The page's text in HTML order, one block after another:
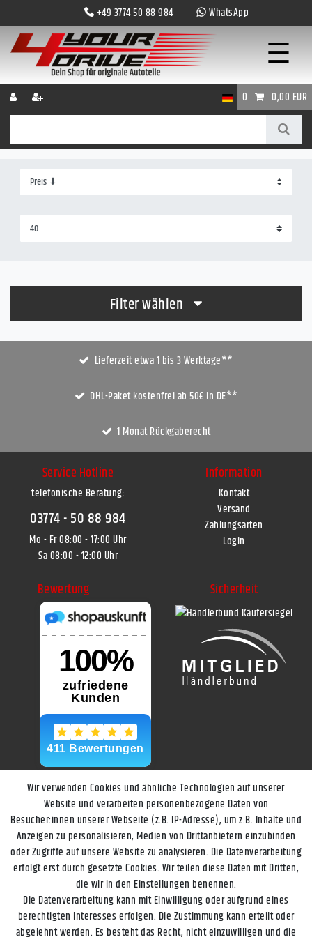
+49 3774 50 88 984 WhatsApp
☰
0 0,00 EUR
Filter wählen
Lieferzeit etwa 1 bis 3 Werktage**
DHL-Paket kostenfrei ab 50€ in DE**
1 Monat Rückgaberecht
Service Hotline
telefonische Beratung:
03774 - 50 88 984
Mo - Fr 08:00 - 17:00 Uhr
Sa 08:00 - 12:00 Uhr
Information
Kontakt
Versand
Zahlungsarten
Login
Bewertung Sicherheit
Wir verwenden Cookies und ähnliche Technologien auf unserer
Website und verarbeiten personenbezogene Daten von
Besucher:innen unserer Webseite (z.B. IP-Adresse), um z.B. Inhalte und
Anzeigen zu personalisieren, Medien von Drittanbietern einzubinden
oder Zugriffe auf unsere Website zu analysieren. Die Datenverarbeitung
erfolgt erst durch gesetzte Cookies. Wir teilen diese Daten mit Dritten,
die wir in den Einstellungen benennen.
Die Datenverarbeitung kann mit Einwilligung oder aufgrund eines
berechtigten Interesses erfolgen. Die Zustimmung kann erteilt oder
abgelehnt werden. Es besteht das Recht, nicht einzuwilligen und die